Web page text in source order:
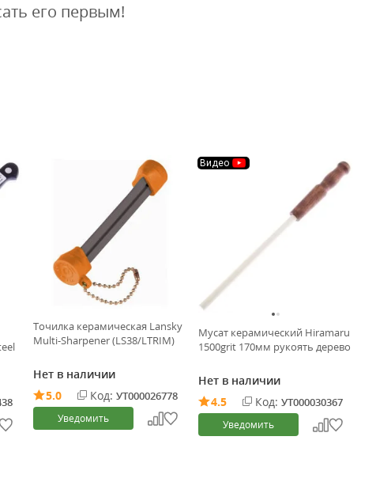
его первым!
Точилка керамическая Lansky
Multi-Sharpener (LS38/LTRIM)
Нет в наличии
5.0
Код: УТ000026778
Уведомить
Видео
Мусат керамический Hiramaru
1500grit 170мм рукоять дерево
Нет в наличии
4.5
Код: УТ000030367
Уведомить